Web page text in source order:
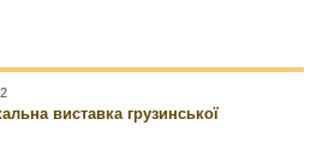
виставка грузинської